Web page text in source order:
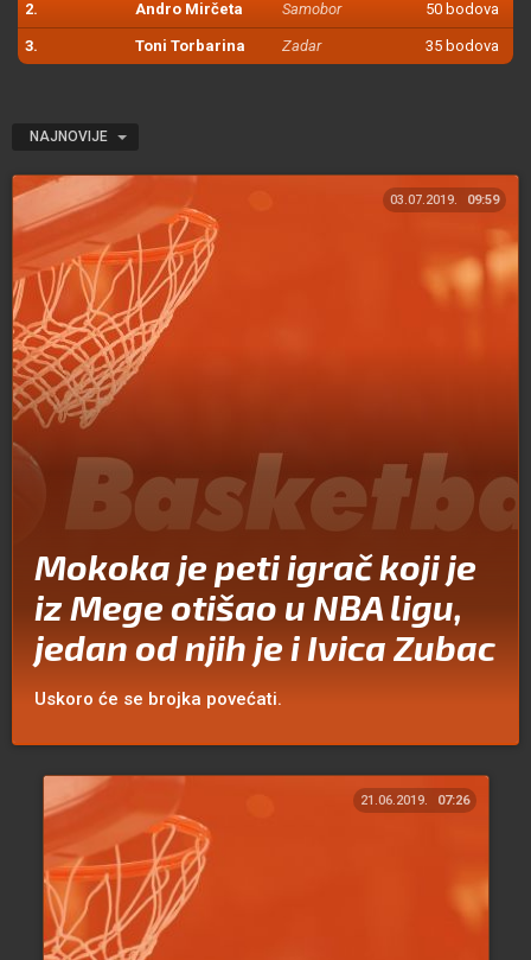
2. Andro Mirčeta Samobor 50 bodova
3. Toni Torbarina Zadar 35 bodova
NAJNOVIJE
03.07.2019. 09:59
Mokoka je peti igrač koji je
iz Mege otišao u NBA ligu,
jedan od njih je i Ivica Zubac
Uskoro će se brojka povećati.
21.06.2019. 07:26